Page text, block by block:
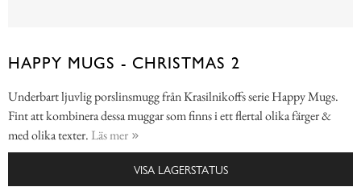
HAPPY MUGS - CHRISTMAS 2
Underbart ljuvlig porslinsmugg från Krasilnikoffs serie Happy Mugs.
Fint att kombinera dessa muggar som finns i ett flertal olika färger &
med olika texter. Läs mer
VISA LAGERSTATUS